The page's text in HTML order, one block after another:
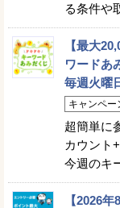
る条件や
【最大
ワードあ
毎週火曜
キャンペー
超簡単に
カウント
今週のキ
【2026